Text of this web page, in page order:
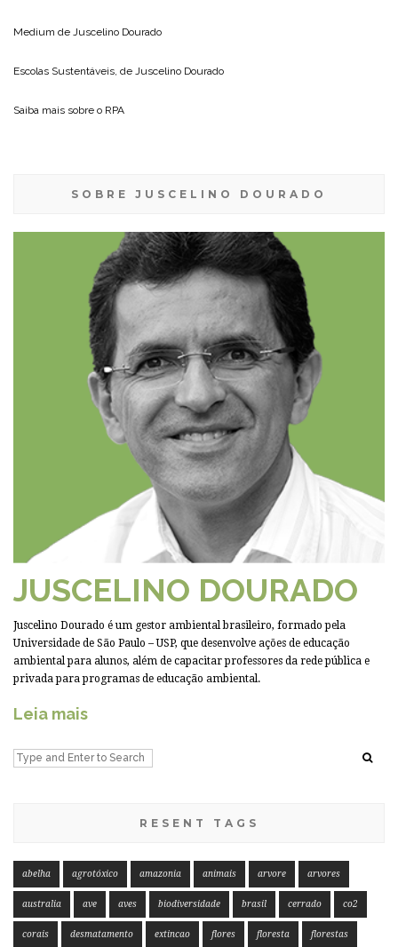
Medium de Juscelino Dourado
Escolas Sustentáveis, de Juscelino Dourado
Saiba mais sobre o RPA
SOBRE JUSCELINO DOURADO
JUSCELINO DOURADO
Juscelino Dourado é um gestor ambiental brasileiro, formado pela
Universidade de São Paulo – USP, que desenvolve ações de educação
ambiental para alunos, além de capacitar professores da rede pública e
privada para programas de educação ambiental.
Leia mais
RESENT TAGS
abelha agrotóxico amazonia animais arvore arvores
australia ave aves biodiversidade brasil cerrado co2
corais desmatamento extincao flores floresta florestas